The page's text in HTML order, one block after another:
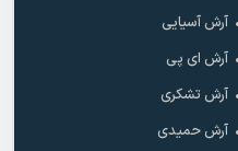
آرش آسیایی
آرش ای پی
آرش تشکری
آرش حمیدی